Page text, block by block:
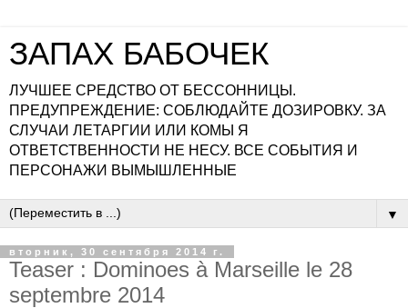
ЗАПАХ БАБОЧЕК
ЛУЧШЕЕ СРЕДСТВО ОТ БЕССОННИЦЫ.
ПРЕДУПРЕЖДЕНИЕ: СОБЛЮДАЙТЕ ДОЗИРОВКУ. ЗА
СЛУЧАИ ЛЕТАРГИИ ИЛИ КОМЫ Я
ОТВЕТСТВЕННОСТИ НЕ НЕСУ. ВСЕ СОБЫТИЯ И
ПЕРСОНАЖИ ВЫМЫШЛЕННЫЕ
▼
вторник, 30 сентября 2014 г.
Teaser : Dominoes à Marseille le 28
septembre 2014